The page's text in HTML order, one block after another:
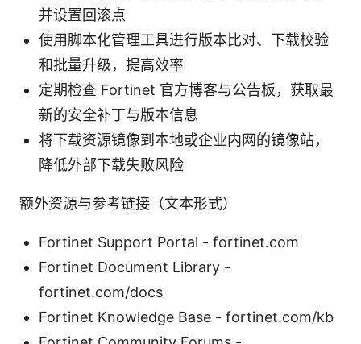
并设置回滚点
使用脚本化管理工具进行版本比对、下载校验
和批量升级，提高效率
定期检查 Fortinet 官方博客与公告板，获取最
新的安全补丁与版本信息
将下载资源镜像到本地或企业内网的镜像站，
降低外部下载失败风险
额外资源与参考链接（文本形式）
Fortinet Support Portal - fortinet.com
Fortinet Document Library -
fortinet.com/docs
Fortinet Knowledge Base - fortinet.com/kb